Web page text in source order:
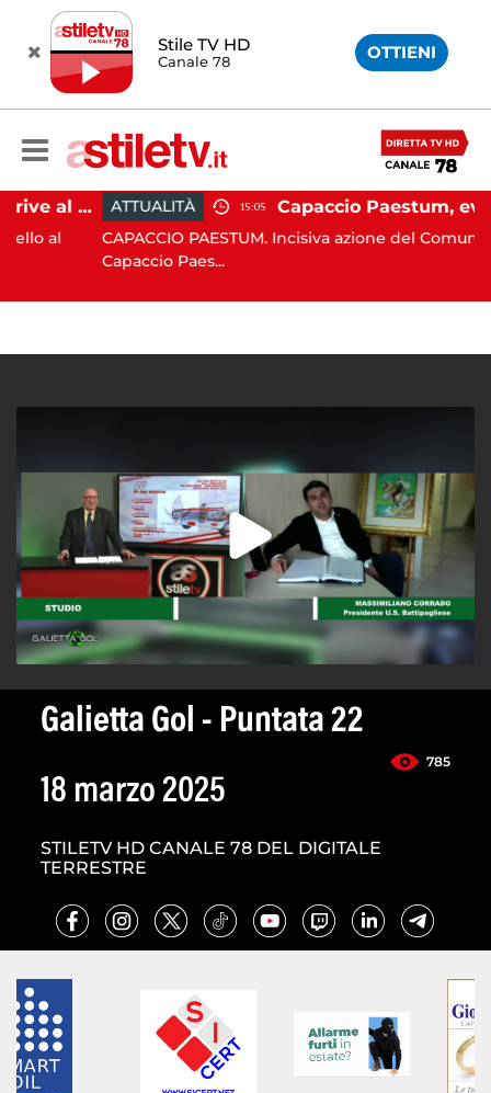
Stile TV HD
Canale 78 OTTIENI
Paestum, Codacons scrive al ministro Giuli: "Rilanciare scavi dell'Anfiteatro nell'area archeologica" ATTUALITÀ 15:05
CAPACCIO PAESTUM. Incisiva azione del Comune di
Capaccio Paes...
Galietta Gol - Puntata 22
785
18 marzo 2025
STILETV HD CANALE 78 DEL DIGITALE
TERRESTRE